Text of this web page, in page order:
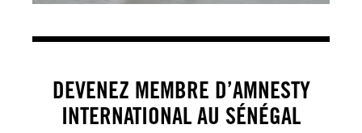
DEVENEZ MEMBRE D’AMNESTY
INTERNATIONAL AU SÉNÉGAL